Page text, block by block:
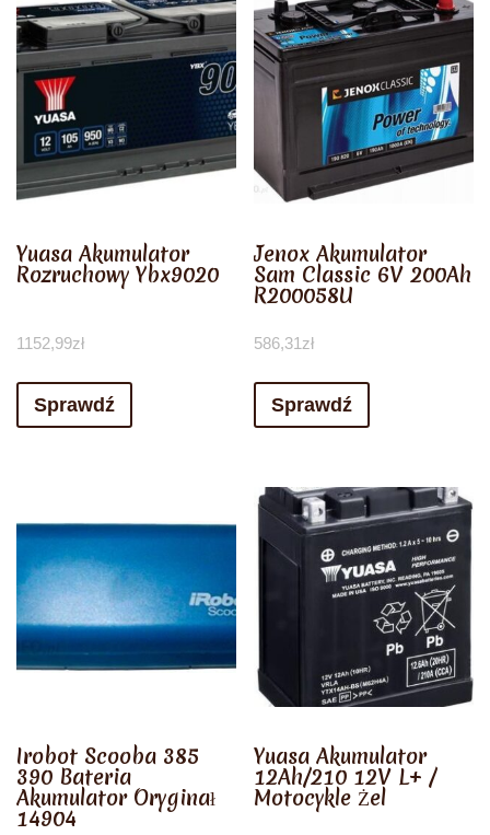
Yuasa Akumulator
Rozruchowy Ybx9020
1152,99zł
Sprawdź
Jenox Akumulator
Sam Classic 6V 200Ah
R200058U
586,31 zł
Sprawdź
Irobot Scooba 385
390 Bateria
Akumulator Oryginał
14904
Yuasa Akumulator
12Ah/210 12V L+ /
Motocykle Żel